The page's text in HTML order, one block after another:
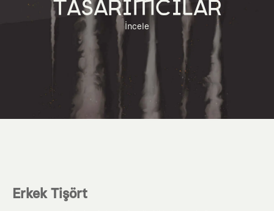
TASARIMCILAR
İncele
Erkek Tişört